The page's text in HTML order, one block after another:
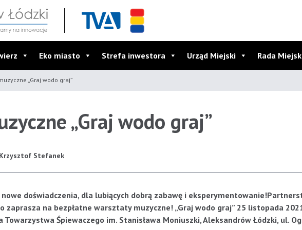
Eko miasto Strefa inwestora Urząd Miejski Rada
„Graj wodo graj”
„Graj wodo graj”
Krzysztof Stefanek
doświadczenia, dla lubiących dobrą zabawę i eksperymentowanie!
zaprasza na bezpłatne warsztaty muzyczne! „Graj wodo graj” 25 listopada
Towarzystwa Śpiewaczego im. Stanisława Moniuszki, Aleksandrów Łódzki, ul.